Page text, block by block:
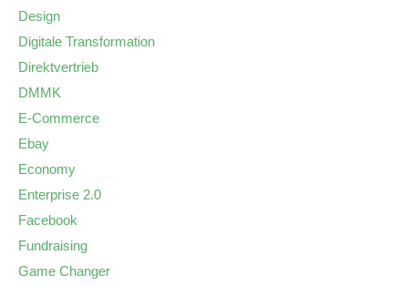
Design
Digitale Transformation
Direktvertrieb
DMMK
E-Commerce
Ebay
Economy
Enterprise 2.0
Facebook
Fundraising
Game Changer